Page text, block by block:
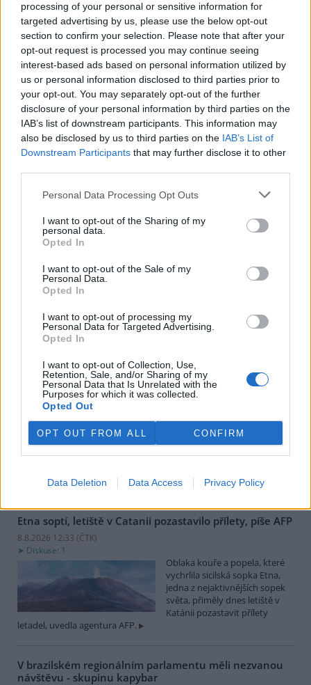
processing of your personal or sensitive information for
targeted advertising by us, please use the below opt-out
section to confirm your selection. Please note that after your
opt-out request is processed you may continue seeing
interest-based ads based on personal information utilized by
us or personal information disclosed to third parties prior to
your opt-out. You may separately opt-out of the further
disclosure of your personal information by third parties on the
IAB’s list of downstream participants. This information may
also be disclosed by us to third parties on the IAB’s List of
Downstream Participants that may further disclose it to other
Personal Data Processing Opt Outs
I want to opt-out of the Sharing of my
personal data.
Opted In
I want to opt-out of the Sale of my
Personal Data.
Opted In
I want to opt-out of processing my
Personal Data for Targeted Advertising.
Opted In
I want to opt-out of Collection, Use,
Retention, Sale, and/or Sharing of my
Personal Data that Is Unrelated with the
Purposes for which it was collected.
Opted Out
OPT OUT FROM ALL CONFIRM
Data Deletion Data Access Privacy Policy
8.8.2026 18:53 | BARCHOV (ČTK)
Barchov na Pardubicku obnoví
Podolský potok, který obcí
protéká. Nechá vybourat jeho
betonové koryto a vytvoří
meandry. Opatření pomohou
proti záplavám, místo bude sloužit také odpočinku. ČTK to řekla
starostka Iva Krebsová (za lepší Barchov).
Oprava školy v Kyselce skončila, střecha i půda se
přizpůsobily netopýrům
Diskuse: 1
skončila oprava školní střechy
přizpůsobit stovkám
starosty Aleše Labíka (nez.) nepatrně protáhly, ale chod školy ani
hnízdění zvířat jimi nebylo nijak narušeno. Oproti původnímu
plánu je nově opravená i věžička na školní střeše, kam se po
spoustě let vrátila makovice.
Farmáři v Keni popírají, že 16 slonů se otrávilo
kyanidem po konzumaci rajčat
Diskuse: 7
V Keni pokračuje vyšetřování
úhynu 16 slonů, kteří se
kyanidem poté, co
zkonzumovali rajčata z
okolních farem. Otázkou však zůstává, jak se jed dostal do
ekosystému, v němž spolu s divokou zvěří žijí také domácí zvířata.
konzumaci rajčat.
Etna soptí, letiště v Catanii pozastavilo přílety, píše AFP
8.8.2026 12:33 (ČTK)
Diskuse: 1
Oblaka kouře a popela, které
vychrlila sicilská sopka Etna,
jedna z nejaktivnějších sopek
světa, přiměly dnes letiště v
Katánii pozastavit přílety
letadel, uvedla agentura AFP.
V brazilském regionálním parlamentu měli nezvanou
návštěvu - skupinu kapybar